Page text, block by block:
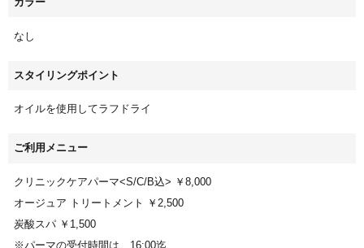
なし
スタイリングポイント
オイルを使用してラフドライ
ご利用メニュー
クリニックケアパーマ<S/C/B込> ￥8,000
オージュア トリートメント ￥2,500
炭酸スパ ￥1,500
※パーマの受付時間は、16:00迄